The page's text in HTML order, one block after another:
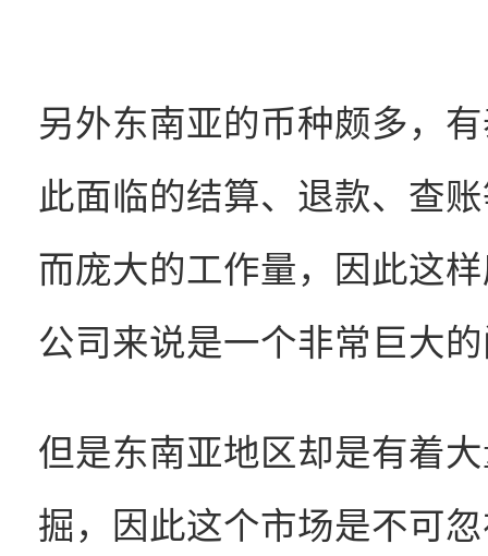
另外东南亚的币种颇多，
此面临的结算、退款、查
而庞大的工作量，因此这
公司来说是一个非常巨大
但是东南亚地区却是有着
掘，因此这个市场是不可